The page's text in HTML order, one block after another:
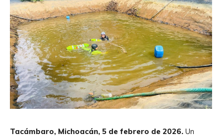
Tacámbaro, Michoacán, 5 de febrero de 2026. Un